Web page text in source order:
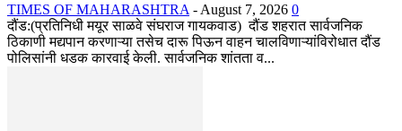
TIMES OF MAHARASHTRA - August 7, 2026 0
दौंड:(प्रतिनिधी मयूर साळवे संघराज गायकवाड) दौंड शहरात सार्वजनिक
ठिकाणी मद्यपान करणाऱ्या तसेच दारू पिऊन वाहन चालविणाऱ्यांविरोधात दौंड
पोलिसांनी धडक कारवाई केली. सार्वजनिक शांतता व...